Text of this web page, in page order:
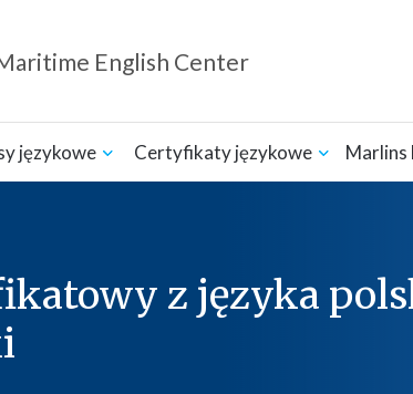
English Center
językowe Certyfikaty językowe Marlins
z języka